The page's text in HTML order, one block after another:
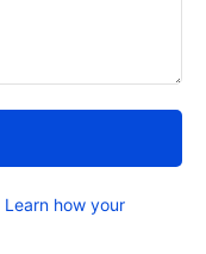
Learn how your